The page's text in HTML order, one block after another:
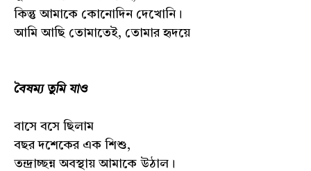
কিন্তু আমাকে কোনোদিন দেখোনি।
আমি আছি তোমাতেই, তোমার হৃদয়ে
বৈষম্য তুমি যাও
বাসে বসে ছিলাম
বছর দশেকের এক শিশু,
তন্দ্রাচ্ছন্ন অবস্থায় আমাকে উঠাল।